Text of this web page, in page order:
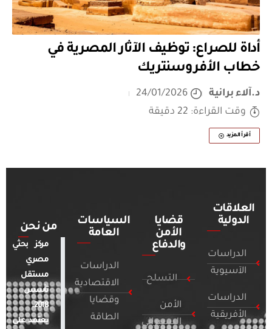
أداة للصراع: توظيف الآثار المصرية في
خطاب الأفروسنتريك
د.آلاء برانية
24/01/2026
وقت القراءة: 22 دقيقة
أقرأ المزيد
العلاقات
الدولية
الدراسات
الآسيوية
الدراسات
الأفريقية
قضايا
الأمن
والدفاع
التسلح
الأمن
السيبراني
السياسات
العامة
الدراسات
الاقتصادية
وقضايا
الطاقة
من نحن
مركز بحثي
مصري
مستقل
تأسس
2018.
يعتمد على